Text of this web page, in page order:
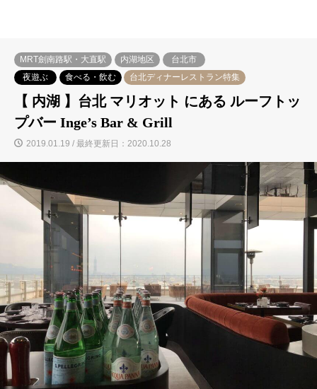
MRT劍南路駅・大直駅 内湖地区
台北市
夜遊ぶ
食べる・飲む 台北ディナーレストラン特集
【 内湖 】台北 マリオット にある ルーフトッ
プバー Inge’s Bar & Grill
2019.01.19 / 最終更新日：2020.10.28